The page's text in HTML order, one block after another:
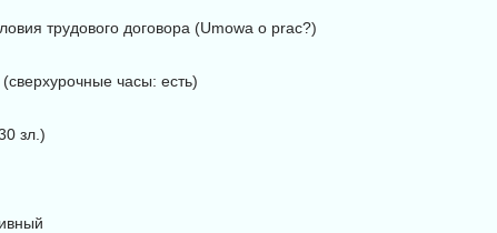
трудового договора (Umowa o prac?)
часы: есть)
зл.)